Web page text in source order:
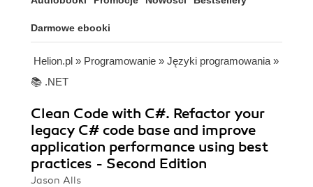
Darmowe ebooki
Helion.pl » Programowanie » Języki programowania »
📚 .NET
Clean Code with C#. Refactor your
legacy C# code base and improve
application performance using best
practices - Second Edition
Jason Alls